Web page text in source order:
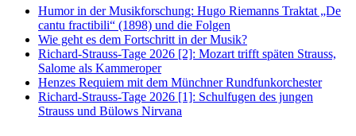
Humor in der Musikforschung: Hugo Riemanns Traktat „De
cantu fractibili“ (1898) und die Folgen
Wie geht es dem Fortschritt in der Musik?
Richard-Strauss-Tage 2026 [2]: Mozart trifft späten Strauss,
Salome als Kammeroper
Henzes Requiem mit dem Münchner Rundfunkorchester
Richard-Strauss-Tage 2026 [1]: Schulfugen des jungen
Strauss und Bülows Nirvana